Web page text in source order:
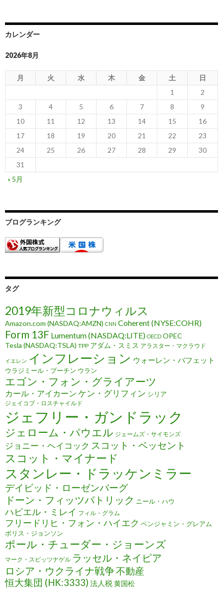
カレンダー
2026年8月
月 火 水 木 金 土
日
1
2
3
4 5 6 7 8
9
10
11 12 13 14 15
16
17
18 19 20 21 22
23
24
25 26 27 28 29
30
31
« 5月
ブログランキング
タグ
2019年新型コロナウィルス
Amazon.com (NASDAQ:AMZN) CNN Coherent (NYSE:COHR)
Form 13F Lumentum (NASDAQ:LITE) OECD OPEC
Tesla (NASDAQ:TSLA) TPP アダム・スミス アラスター・マクラウド
イエレン インフレーション ウォーレン・バフェット
ウラジミール・プーチン ウラン
エゴン・フォン・グライアーツ
カール・アイカーン ケン・グリフィン シリア
ジェイコブ・ロスチャイルド
ジェフリー・ガンドラック
ジェローム・パウエル ジェームズ・サイモンズ
ジョニー・ヘイコック スコット・ベッセント
スコット・マイナード
スタンレー・ドラッケンミラー
デイビッド・ローゼンバーグ
ドーン・フィッツパトリック ニール・ハウ
ハビエル・ミレイ フィル・グラム
フリードリヒ・フォン・ハイエク ベンジャミン・グレアム
ボリス・ジョンソン
ポール・チューダー・ジョーンズ
マーク・スピッツナゲル ラッセル・ネイピア
ロシア・ウクライナ戦争不動産
恒大集団 (HK:3333) 法人税黄国松